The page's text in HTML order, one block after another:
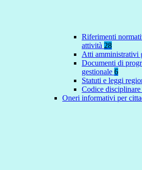
Riferimenti
attività 28
Atti amministrativi
Documenti di
gestionale 6
Statuti e leggi
Codice
Oneri informativi per